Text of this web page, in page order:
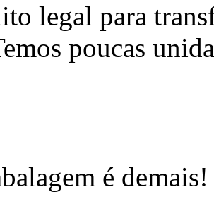
legal para
poucas
é demais!